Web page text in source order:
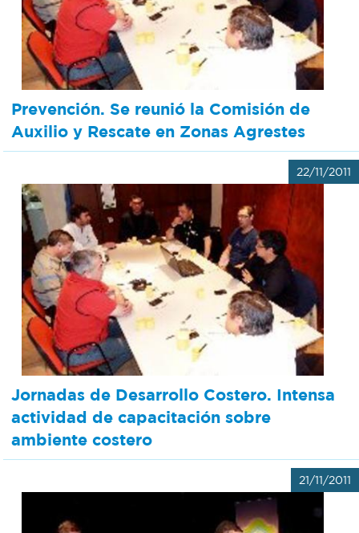
Prevención. Se reunió la Comisión de
Auxilio y Rescate en Zonas Agrestes
22/11/2011
Jornadas de Desarrollo Costero. Intensa
actividad de capacitación sobre
ambiente costero
21/11/2011